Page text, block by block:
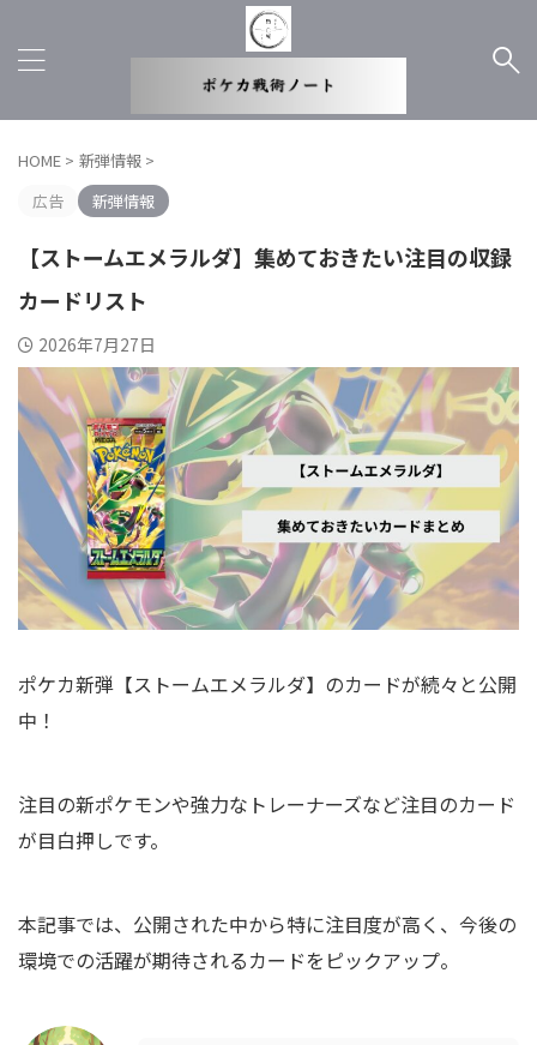
HOME > 新弾情報 >
広告
新弾情報
【ストームエメラルダ】集めておきたい注目の収録
カードリスト
2026年7月27日
ポケカ新弾【ストームエメラルダ】のカードが続々と公開
中！
注目の新ポケモンや強力なトレーナーズなど注目のカード
が目白押しです。
本記事では、公開された中から特に注目度が高く、今後の
環境での活躍が期待されるカードをピックアップ。